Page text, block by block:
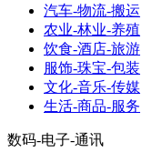
汽车-物流-搬运
农业-林业-养殖
饮食-酒店-旅游
服饰-珠宝-包装
文化-音乐-传媒
生活-商品-服务
数码-电子-通讯